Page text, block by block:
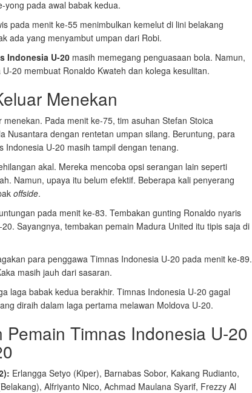
yong pada awal babak kedua.
pada menit ke-55 menimbulkan kemelut di lini belakang
ada yang menyambut umpan dari Robi.
Indonesia U-20 masih memegang penguasaan bola. Namun,
20 membuat Ronaldo Kwateh dan kolega kesulitan.
Menekan
Pada menit ke-75, tim asuhan Stefan Stoica
Nusantara dengan rentetan umpan silang. Beruntung, para
Indonesia U-20 masih tampil dengan tenang.
akal. Mereka mencoba opsi serangan lain seperti
Namun, upaya itu belum efektif. Beberapa kali penyerang
offside.
pada menit ke-83. Tembakan gunting Ronaldo nyaris
Sayangnya, tembakan pemain Madura United itu tipis saja di
para penggawa Timnas Indonesia U-20 pada menit ke-89.
masih jauh dari sasaran.
laga babak kedua berakhir. Timnas Indonesia U-20 gagal
diraih dalam laga pertama melawan Moldova U-20.
Pemain Timnas Indonesia U-20
Erlangga Setyo (Kiper), Barnabas Sobor, Kakang Rudianto,
Alfriyanto Nico, Achmad Maulana Syarif, Frezzy Al